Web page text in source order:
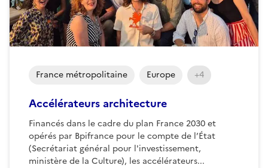
Accélérateurs architecture
Financés dans le cadre du plan France 2030 et
opérés par Bpifrance pour le compte de l’État
(Secrétariat général pour l'investissement,
ministère de la Culture), les accélérateurs...
France métropolitaine Europe +4